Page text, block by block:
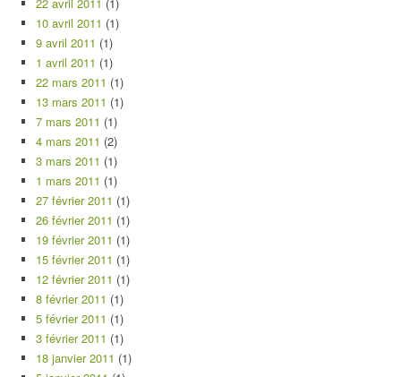
10 avril 2011 (1)
9 avril 2011 (1)
1 avril 2011 (1)
22 mars 2011 (1)
13 mars 2011 (1)
7 mars 2011 (1)
4 mars 2011 (2)
3 mars 2011 (1)
1 mars 2011 (1)
27 février 2011 (1)
26 février 2011 (1)
19 février 2011 (1)
15 février 2011 (1)
12 février 2011 (1)
8 février 2011 (1)
5 février 2011 (1)
3 février 2011 (1)
18 janvier 2011 (1)